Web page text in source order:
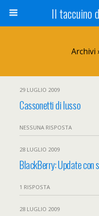
Il taccuino
Archivi
29 LUGLIO 2009
Cassonetti di lusso
NESSUNA RISPOSTA
28 LUGLIO 2009
BlackBerry: Update con
1 RISPOSTA
28 LUGLIO 2009